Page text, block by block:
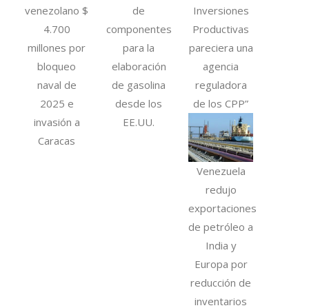
venezolano $
4.700
millones por
bloqueo
naval de
2025 e
invasión a
Caracas
de
componentes
para la
elaboración
de gasolina
desde los
EE.UU.
Inversiones
Productivas
pareciera una
agencia
reguladora
de los CPP”
Venezuela
redujo
exportaciones
de petróleo a
India y
Europa por
reducción de
inventarios